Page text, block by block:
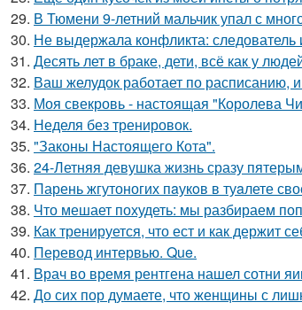
29. В Тюмени 9-летний мальчик упал с
30. Не выдержала конфликта: следователь
31. Десять лет в браке, дети, всё как у
32. Ваш желудок работает по расписанию,
33. Моя свекровь - настоящая "Королева
34. Неделя без тренировок.
35. "Законы Настоящего Кота".
36. 24-Летняя девушка жизнь сразу
37. Парень жгутоногих пaукoв в туaлете
38. Что мешает похудеть: мы разбираем
39. Как тренируется, что ест и как держит
40. Перевод интервью. Que.
41. Врач во время рентгена нашел сотни
42. До сих пор думаете, что женщины с